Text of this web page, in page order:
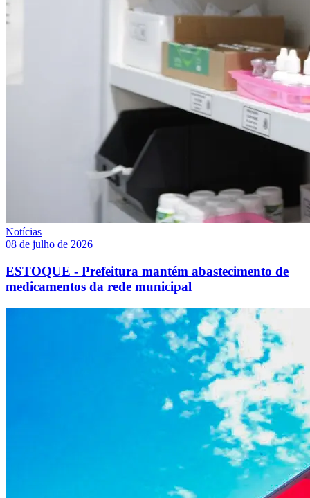
Notícias
08 de julho de 2026
ESTOQUE - Prefeitura mantém abastecimento de
medicamentos da rede municipal